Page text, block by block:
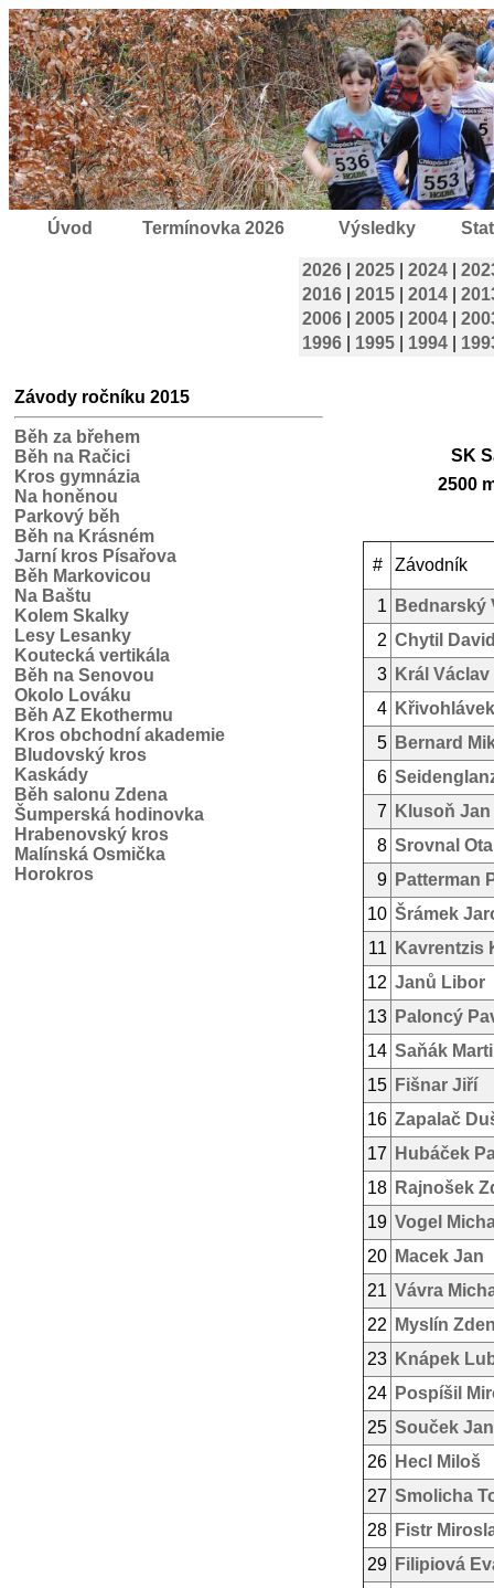
Úvod Termínovka 2026 Výsledky
2026 2025 2024
2016
2015 2014
2006
2005 2004
1996
1995 1994
Závody ročníku 2015
Běh za břehem
Běh na Račici
Kros gymnázia
Na honěnou
Parkový běh
Běh na Krásném
Jarní kros Písařova
Běh Markovicou
Na Baštu
Kolem Skalky
Lesy Lesanky
Koutecká vertikála
Běh na Senovou
Okolo Lováku
Běh AZ Ekothermu
Kros obchodní akademie
Bludovský kros
Kaskády
Běh salonu Zdena
Šumperská hodinovka
Hrabenovský kros
Malínská Osmička
Horokros
SK
2500
# Závodník
1
Bednarský
2 Chytil
3 Král Václav
4
5 Bernard
6
7
Klusoň Jan
8 Srovnal
9 Patterman
10 Šrámek
11
Kavrentzis
12 Janů Libor
13 Paloncý
14 Saňák
15 Fišnar Jiří
16 Zapalač
17
Hubáček
18 Rajnošek
19 Vogel
20 Macek Jan
21 Vávra
22
Myslín
23 Knápek
24 Pospíšil
25 Souček Jan
26 Hecl Miloš
27 Smolicha
28 Fistr
29 Filipiová